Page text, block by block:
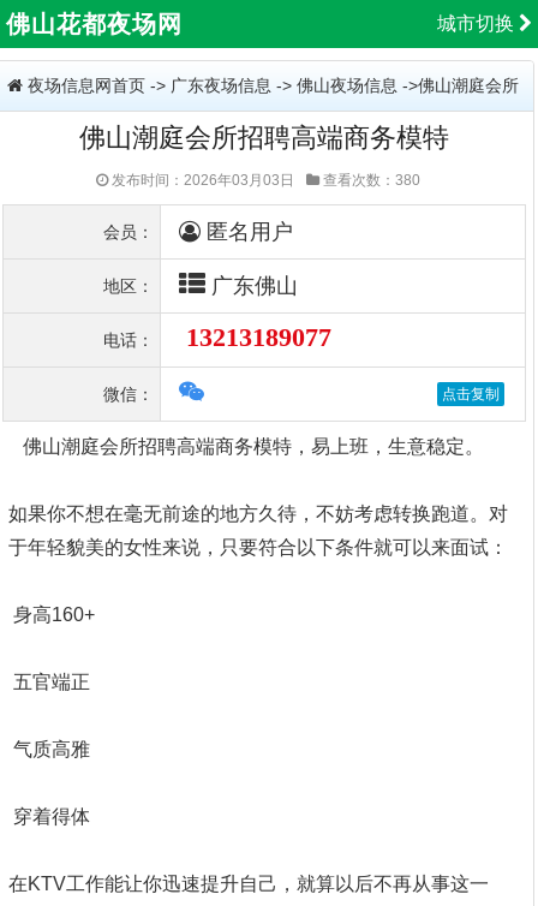
城市切换
佛山花都夜场网
夜场信息网首页 -> 广东夜场信息 -> 佛山夜场信息 ->佛山潮庭会所
招聘高端商务模特佛山潮庭会所招聘高端商务模特
发布时间：2026年03月03日 查看次数：380
会员： 匿名用户
地区： 广东佛山
电话： 13213189077
微信：
佛山潮庭会所招聘高端商务模特，易上班，生意稳定。
如果你不想在毫无前途的地方久待，不妨考虑转换跑道。对
于年轻貌美的女性来说，只要符合以下条件就可以来面试：
身高160+
五官端正
气质高雅
穿着得体
在KTV工作能让你迅速提升自己，就算以后不再从事这一